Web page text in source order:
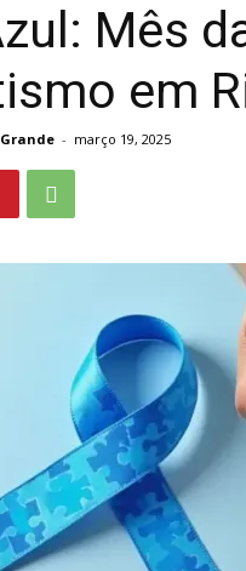
Mês
em
- março 19, 2025